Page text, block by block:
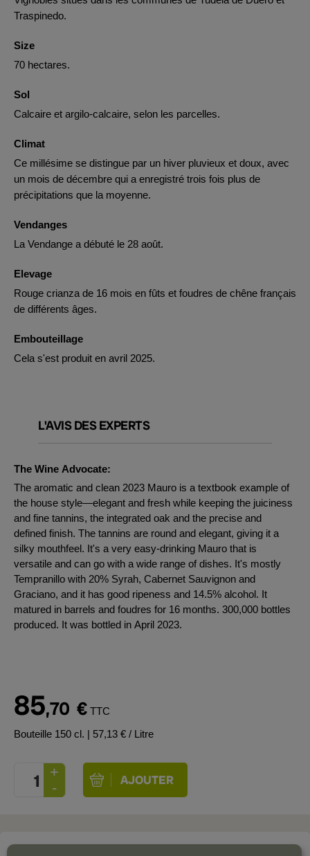
Traspinedo.
Size
70 hectares.
Sol
Calcaire et argilo-calcaire, selon les parcelles.
Climat
Ce millésime se distingue par un hiver pluvieux et doux, avec
un mois de décembre qui a enregistré trois fois plus de
précipitations que la moyenne.
Vendanges
La Vendange a débuté le 28 août.
Elevage
Rouge crianza de 16 mois en fûts et foudres de chêne français
de différents âges.
Embouteillage
Cela s'est produit en avril 2025.
L'AVIS DES EXPERTS
The Wine Advocate:
The aromatic and clean 2023 Mauro is a textbook example of
the house style—elegant and fresh while keeping the juiciness
and fine tannins, the integrated oak and the precise and
defined finish. The tannins are round and elegant, giving it a
silky mouthfeel. It's a very easy-drinking Mauro that is
versatile and can go with a wide range of dishes. It's mostly
Tempranillo with 20% Syrah, Cabernet Sauvignon and
Graciano, and it has good ripeness and 14.5% alcohol. It
matured in barrels and foudres for 16 months. 300,000 bottles
produced. It was bottled in April 2023.
85,70 € TTC
Bouteille 150 cl. | 57,13 € / Litre